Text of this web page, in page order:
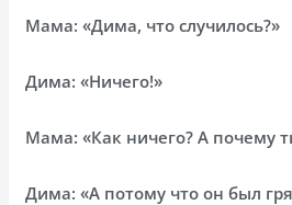
Мама: «Дима, что случилось?»
Дима: «Ничего!»
Мама: «Как ничего? А почему
Дима: «А потому что он был